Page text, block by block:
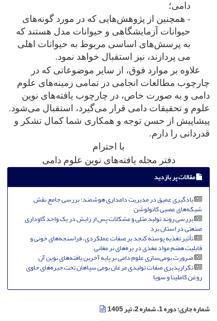
دامی؛
- همچنین از پژوهش‌هایی که در مورد گونه‌های
حیوانات آزمایشگاهی و حیوانات مدل هستند که
به پرسش‌های اساسی مربوط به حیوانات اهلی
می پردازند، نیز استقبال خواهد نمود.
علاوه بر موارد فوق، از سایر موضوعاتی که در
چارچوب مطالعات انجامی در تمامی زمینه‌های علوم
دامی و به صورت خاص، در چارچوب یافته‌های نوین
علوم و تحقیقات دامی قرار می‌گیرد، استقبال ‌می‌شود.
پیشاپیش از حسن توجه و همکاری شما کمال تشکر و
قدردانی را دارم.
با احترام
دفتر مجله یافته‌های نوین علوم دامی
مقالات پر بازدید
یادگیری عمیق در مدیریت دامداری هوشمند: بررسی جامع نقش
شبکه‌های عصبی کانولوشن
بررسی روند تولید مثلی و مشکلات پس از زایش در یک واحد گاوداری
صنعتی در استان یزد
تأثیر تغذیه پوسته کنجد بر صفات عملکردی، فراسنجه‌های خونی و
قابلیت هضم مواد مغذی در بره‌های نر مغانی
ضرورت بومی‌سازی علوم دامی بر پایه آخرین یافته‌های نوین آن
تکرارپذیری صفات تولیدی مرغان بومی سپاهان تحت جیره‌های حاوی
روغن کاملینا و سویا
شماره جاری:دوره 1، شماره 2، تیر 1405